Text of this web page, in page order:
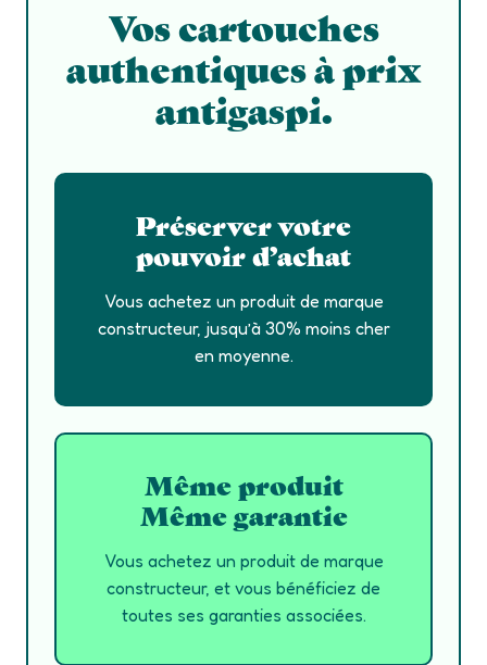
Vos cartouches
authentiques à prix
antigaspi.
Préserver votre
pouvoir d’achat
Vous achetez un produit de marque
constructeur, jusqu’à 30% moins cher
en moyenne.
Même produit
Même garantie
Vous achetez un produit de marque
constructeur, et vous bénéficiez de
toutes ses garanties associées.